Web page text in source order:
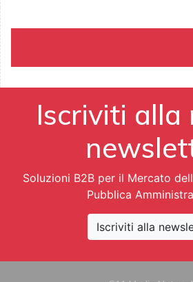
Iscriviti alla
Soluzioni B2B per il Mercato
Pubblica
Iscriviti alla